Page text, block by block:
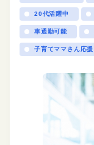
20代活躍中
車通勤可能
子育てママさん応援